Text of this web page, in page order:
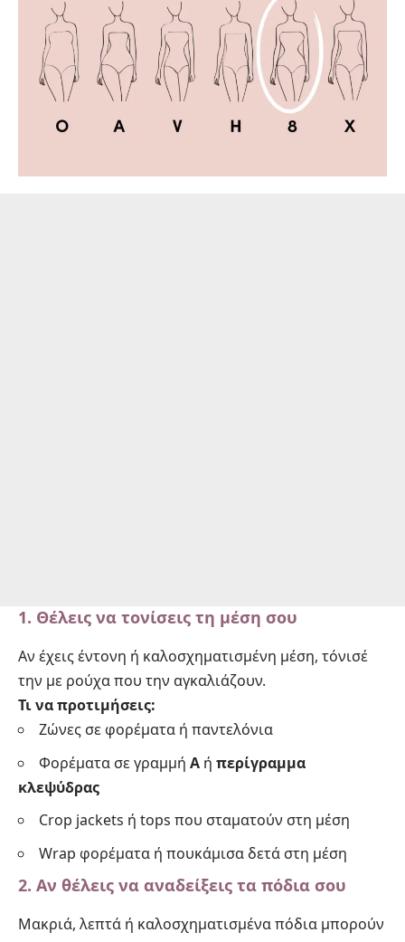
1. Θέλεις να τονίσεις τη μέση σου
Αν έχεις έντονη ή καλοσχηματισμένη μέση, τόνισέ
την με ρούχα που την αγκαλιάζουν.
Τι να προτιμήσεις:
Ζώνες σε φορέματα ή παντελόνια
Φορέματα σε γραμμή Α ή περίγραμμα
κλεψύδρας
Crop jackets ή tops που σταματούν στη μέση
Wrap φορέματα ή πουκάμισα δετά στη μέση
2. Αν θέλεις να αναδείξεις τα πόδια σου
Μακριά, λεπτά ή καλοσχηματισμένα πόδια μπορούν